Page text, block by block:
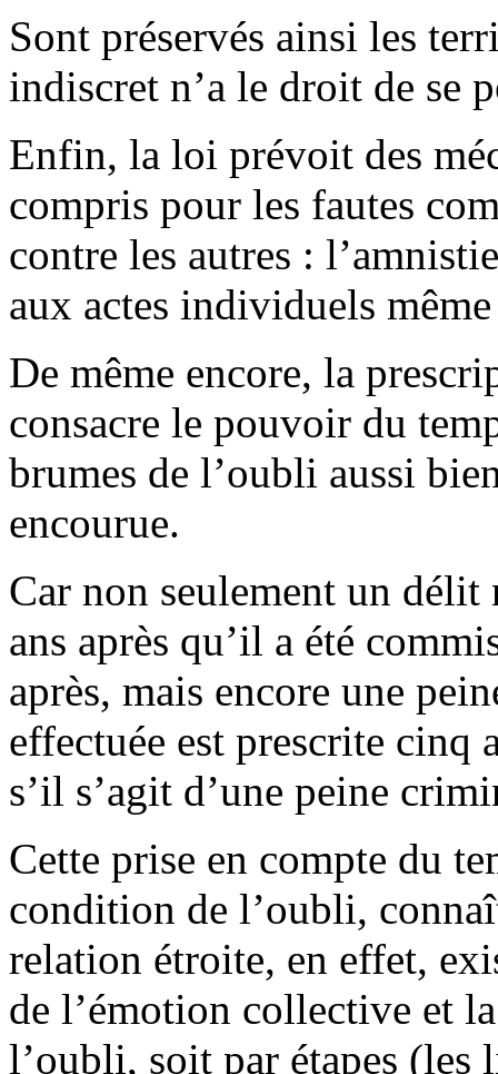
Sont préservés ainsi les
indiscret n’a le droit de se
Enfin, la loi prévoit des
compris pour les fautes
contre les autres :
aux actes individuels
De même encore, la
consacre le pouvoir du
brumes de l’oubli aussi
encourue.
Car non seulement un
ans après qu’il a été
après, mais encore une
effectuée est prescrite cinq
s’il s’agit d’une peine
Cette prise en compte du
condition de l’oubli,
relation étroite, en effet,
de l’émotion collective et
l’oubli, soit par étapes